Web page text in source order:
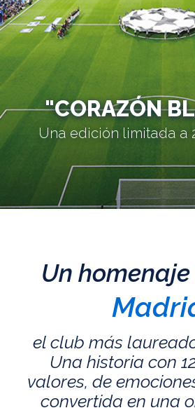
"CORAZÓN
Una edición limitada a
Un
el club más
Una historia con
valores, de
convertida en una